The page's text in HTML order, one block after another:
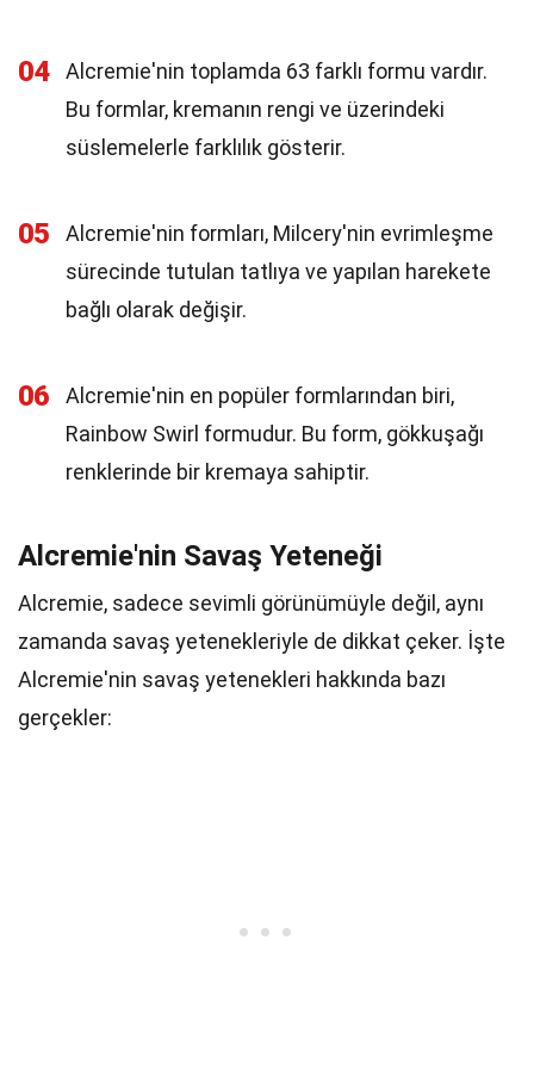
04
Alcremie'nin toplamda 63 farklı formu vardır.
Bu formlar, kremanın rengi ve üzerindeki
süslemelerle farklılık gösterir.
05
Alcremie'nin formları, Milcery'nin evrimleşme
sürecinde tutulan tatlıya ve yapılan harekete
bağlı olarak değişir.
06
Alcremie'nin en popüler formlarından biri,
Rainbow Swirl formudur. Bu form, gökkuşağı
renklerinde bir kremaya sahiptir.
Alcremie'nin Savaş Yeteneği
Alcremie, sadece sevimli görünümüyle değil, aynı
zamanda savaş yetenekleriyle de dikkat çeker. İşte
Alcremie'nin savaş yetenekleri hakkında bazı
gerçekler: